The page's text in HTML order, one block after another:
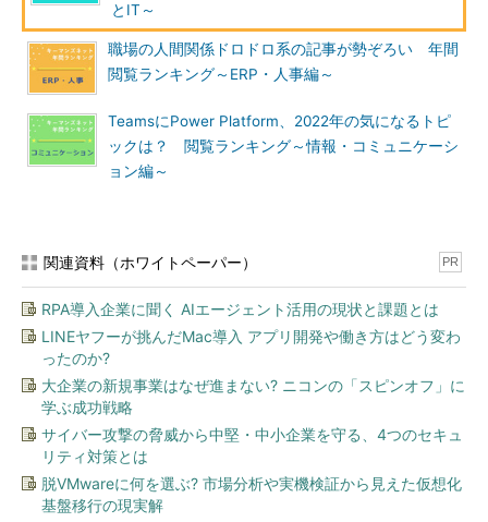
とIT～
職場の人間関係ドロドロ系の記事が勢ぞろい 年間
閲覧ランキング～ERP・人事編～
TeamsにPower Platform、2022年の気になるトピ
ックは？ 閲覧ランキング～情報・コミュニケーシ
ョン編～
関連資料（ホワイトペーパー） PR
RPA導入企業に聞く AIエージェント活用の現状と課題とは
LINEヤフーが挑んだMac導入 アプリ開発や働き方はどう変わ
ったのか?
大企業の新規事業はなぜ進まない? ニコンの「スピンオフ」に
学ぶ成功戦略
サイバー攻撃の脅威から中堅・中小企業を守る、4つのセキュ
リティ対策とは
脱VMwareに何を選ぶ? 市場分析や実機検証から見えた仮想化
基盤移行の現実解